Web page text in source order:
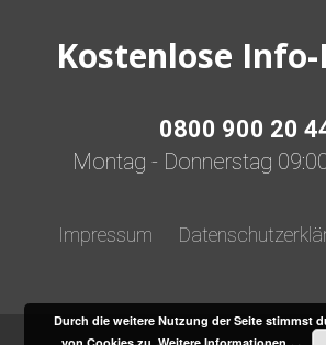
Kostenlose
0800 900 20
Montag - Donnerstag
Impressum
Durch die weitere Nutzung der Seite stimmst